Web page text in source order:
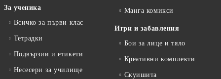
За ученика
Всичко за първи клас
Тетрадки
Подвързии и етикети
Несесери за училище
Манга комикси
Игри и забавления
Бои за лице и тяло
Креативни комплекти
Скуишита